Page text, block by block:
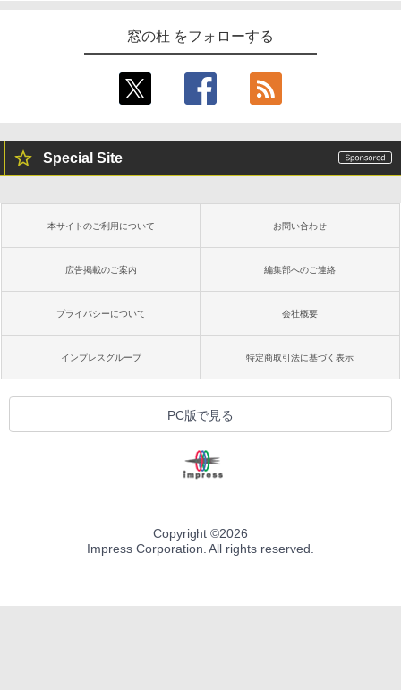
窓の杜 をフォローする
Special Site
本サイトのご利用について お問い合わせ
広告掲載のご案内 編集部へのご連絡
プライバシーについて 会社概要
インプレスグループ 特定商取引法に基づく表示
PC版で見る
Copyright ©2026
Impress Corporation. All rights reserved.